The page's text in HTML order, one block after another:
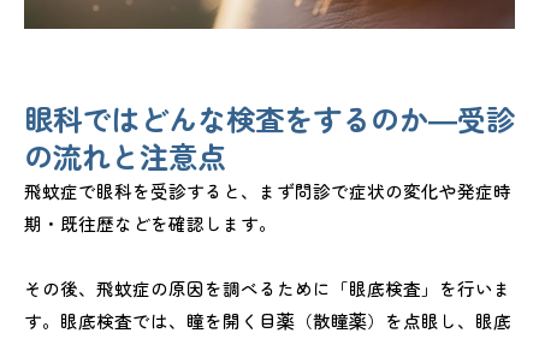
眼科ではどんな検査をするのか―受診
の流れと注意点
飛蚊症で眼科を受診すると、まず問診で症状の変化や発症時
期・既往歴などを確認します。
その後、飛蚊症の原因を調べるために「眼底検査」を行いま
す。眼底検査では、瞳を開く目薬（散瞳薬）を点眼し、眼底